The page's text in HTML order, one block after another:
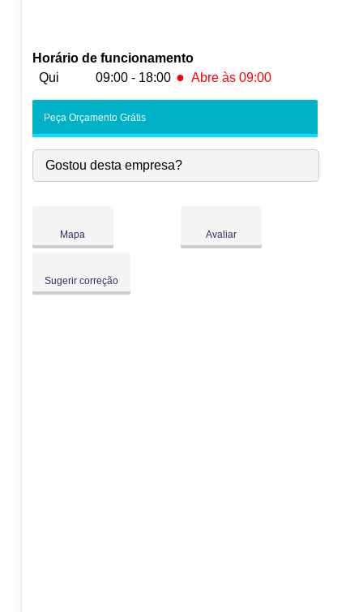
Horário de funcionamento
Qui
09:00 - 18:00 ● Abre às 09:00
-
Qua:
09:00-18:00
Qui:
09:00-18:00 ●
Peça Orçamento Grátis
Gostou desta empresa?
Mapa Avaliar
Sugerir correção